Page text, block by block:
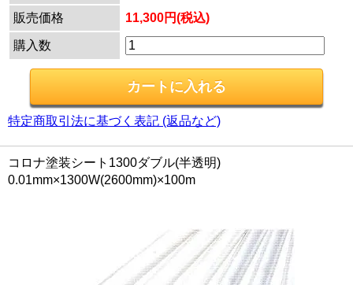
販売価格
11,300円(税込)
購入数
特定商取引法に基づく表記 (返品など)
コロナ塗装シート1300ダブル(半透明)
0.01mm×1300W(2600mm)×100m